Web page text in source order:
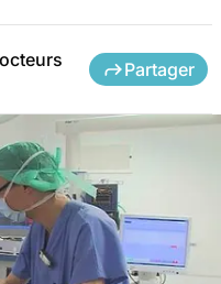
Partager